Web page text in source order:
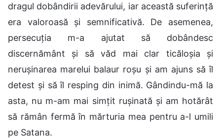
dragul dobândirii adevărului, iar această suferință
era valoroasă și semnificativă. De asemenea,
persecuția m-a ajutat să dobândesc
discernământ și să văd mai clar ticăloșia și
nerușinarea marelui balaur roșu și am ajuns să îl
detest și să îl resping din inimă. Gândindu-mă la
asta, nu m-am mai simțit rușinată și am hotărât
să rămân fermă în mărturia mea pentru a-l umili
pe Satana.